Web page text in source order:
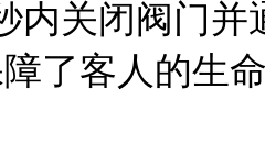
内关闭阀门并
了客人的生